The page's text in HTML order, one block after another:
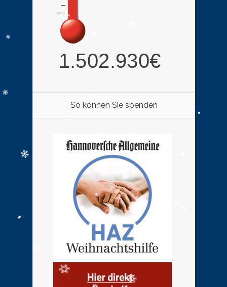
So können Sie spenden